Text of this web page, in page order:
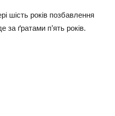
шість років позбавлення
за ґратами п’ять років.